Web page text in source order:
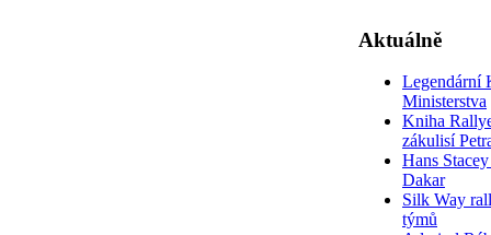
Aktuálně
Legendární
Ministerstva
Kniha
zákulisí
Hans
Dakar
Silk Way
týmů